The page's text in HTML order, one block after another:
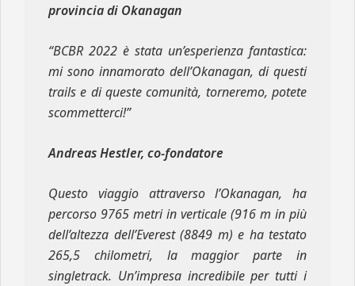
provincia di Okanagan
“BCBR 2022 è stata un’esperienza fantastica:
mi sono innamorato dell’Okanagan, di questi
trails e di queste comunità, torneremo, potete
scommetterci!”
Andreas Hestler, co-fondatore
Questo viaggio attraverso l’Okanagan, ha
percorso 9765 metri in verticale (916 m in più
dell’altezza dell’Everest (8849 m) e ha testato
265,5 chilometri, la maggior parte in
singletrack. Un’impresa incredibile per tutti i